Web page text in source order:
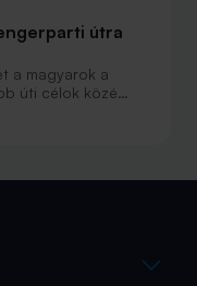
útra
a magyarok a
úti célok közé
tartozik. A